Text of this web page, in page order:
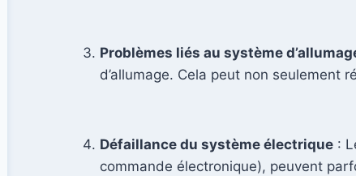
Problèmes liés au système
d’allumage. Cela peut non seulement
Défaillance du système électrique :
commande électronique), peuvent